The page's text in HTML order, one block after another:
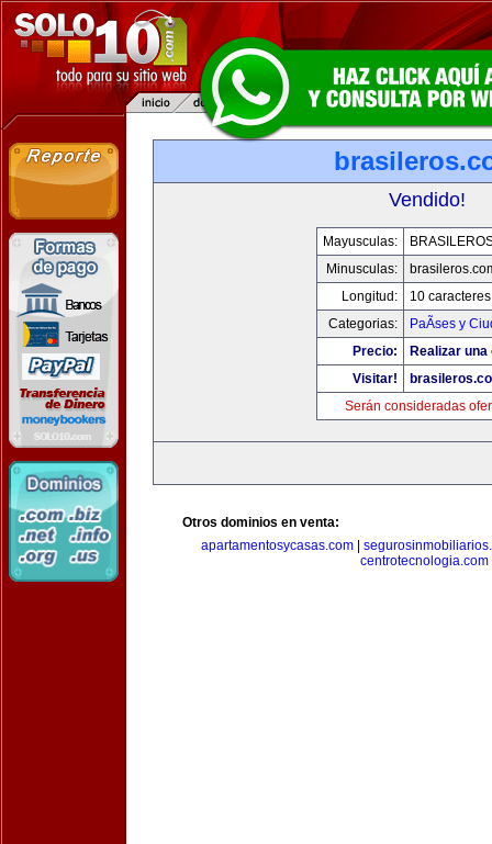
Vendido!
Mayusculas:
Minusculas:
Longitud:
10 caracteres
Categorias:
PaÃ­ses y
Precio:
Realizar
Visitar!
Serán consideradas
Otros dominios en venta:
apartamentosycasas.com|
centrotecnologia.com